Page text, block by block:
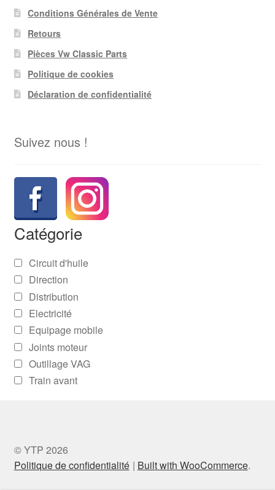
Conditions Générales de Vente
Retours
Pièces Vw Classic Parts
Politique de cookies
Déclaration de confidentialité
Suivez nous !
Catégorie
Circuit d'huile
Direction
Distribution
Electricité
Equipage mobile
Joints moteur
Outillage VAG
Train avant
© YTP 2026
Politique de confidentialité
Built with WooCommerce.